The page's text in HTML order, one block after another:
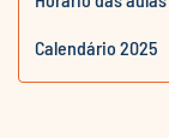
Calendário 2025